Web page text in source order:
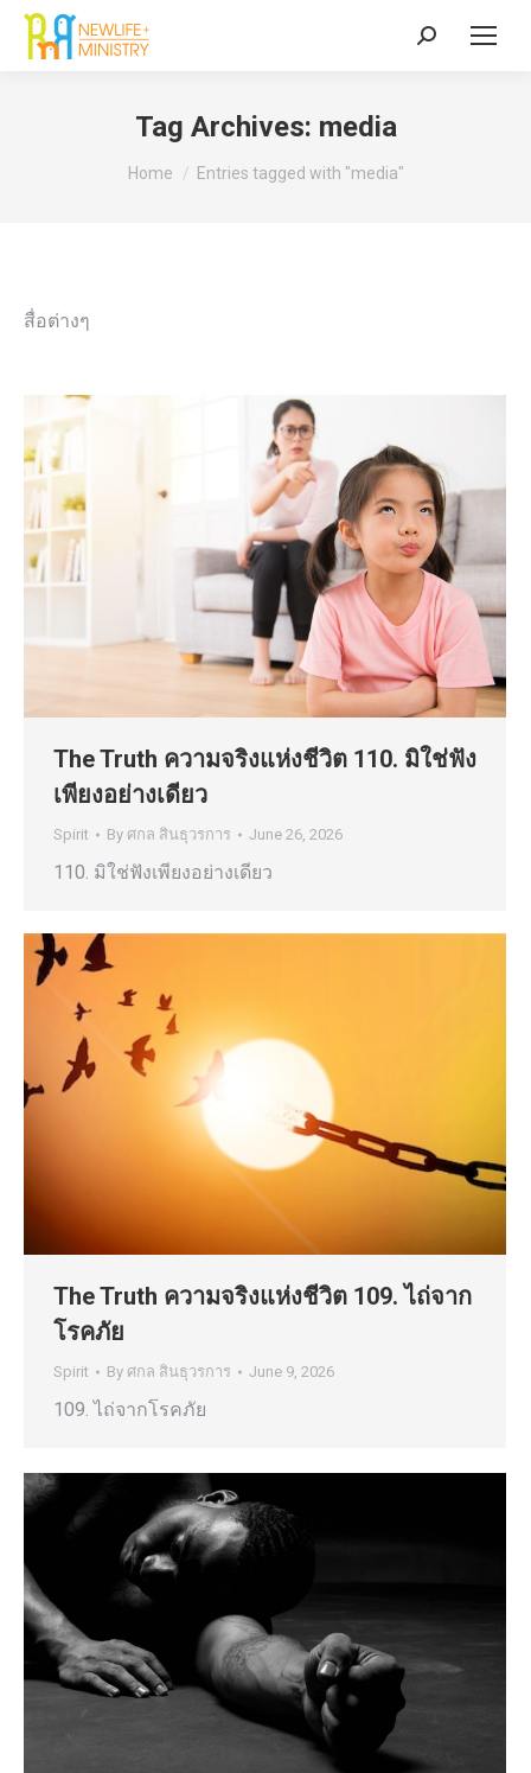
Search:
Tag Archives: media
You are here:
Home Entries tagged with "media"
สื่อต่างๆ
The Truth ความจริงแห่งชีวิต 110. มิใช่ฟัง
เพียงอย่างเดียว
Spirit By ศกล สินธุวรการ June 26, 2026
110. มิใช่ฟังเพียงอย่างเดียว
The Truth ความจริงแห่งชีวิต 109. ไถ่จาก
โรคภัย
Spirit By ศกล สินธุวรการ June 9, 2026
109. ไถ่จากโรคภัย